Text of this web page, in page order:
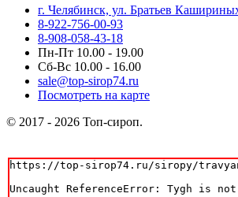
г. Челябинск, ул. Братьев
8-922-756-00-93
8-908-058-43-18
Пн-Пт 10.00 - 19.00
Сб-Вс 10.00 - 16.00
sale@top-sirop74.ru
Посмотреть на карте
© 2017 - 2026 Топ-сироп.
https://top-sirop74.ru/siropy/
Uncaught ReferenceError: Tygh is